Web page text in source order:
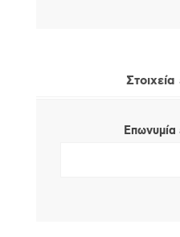
Στοιχεία
Επωνυμία